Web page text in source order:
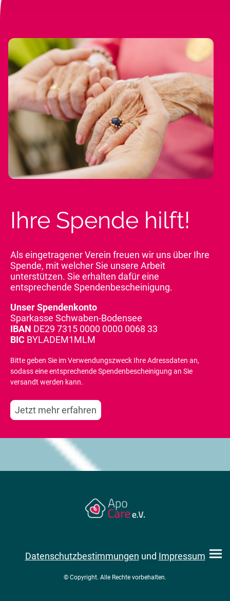
Ihre Spende hilft!
Als eingetragener Verein freuen wir uns über Ihre
Spende, mit welcher Sie unsere Arbeit
unterstützen. Sie erhalten dafür eine
entsprechende Spendenbescheinigung.
Unser Spendenkonto
Sparkasse Schwaben-Bodensee
IBAN DE29 7315 0000 0000 0068 33
BIC BYLADEM1MLM
Bitte geben Sie im Verwendungszweck Ihre Adressdaten an,
sodass eine entsprechende Spendenbescheinigung an Sie
versandt werden kann.
Jetzt mehr erfahren
Datenschutzbestimmungen und Impressum
© Copyright. Alle Rechte vorbehalten.